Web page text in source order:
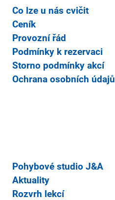
Co lze u nás cvičit
Ceník
Provozní řád
Podmínky k rezervaci
Storno podmínky akcí
Ochrana osobních údajů
Pohybové studio J&A
Aktuality
Rozvrh lekcí